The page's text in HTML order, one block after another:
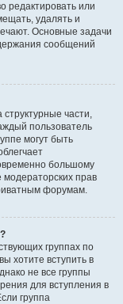
редактировать или
удалять и
Основные задачи
сообщений
части,
пользователь
могут быть
большому
модераторских прав
форумам.
группах по
хотите вступить в
не все группы
для вступления в
группа